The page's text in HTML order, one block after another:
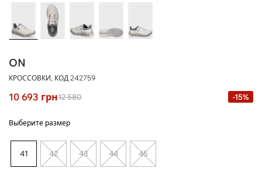
ON
КРОССОВКИ, КОД 242759
10 693 грн12 580 -15%
Выберите размер
41 42 43 44 45